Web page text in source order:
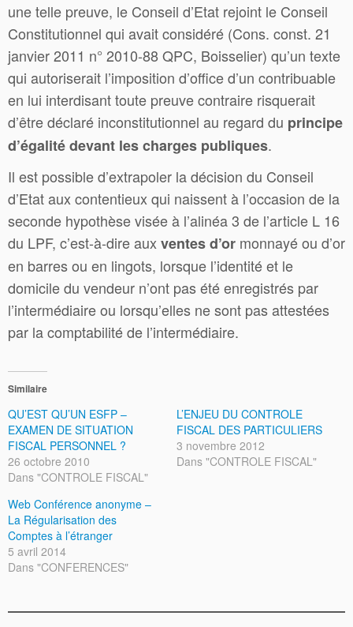
une telle preuve, le Conseil d’Etat rejoint le Conseil
Constitutionnel qui avait considéré (Cons. const. 21
janvier 2011 n° 2010-88 QPC, Boisselier) qu’un texte
qui autoriserait l’imposition d’office d’un contribuable
en lui interdisant toute preuve contraire risquerait
d’être déclaré inconstitutionnel au regard du principe
d’égalité devant les charges publiques.
Il est possible d’extrapoler la décision du Conseil
d’Etat aux contentieux qui naissent à l’occasion de la
seconde hypothèse visée à l’alinéa 3 de l’article L 16
du LPF, c’est-à-dire aux ventes d’or monnayé ou d’or
en barres ou en lingots, lorsque l’identité et le
domicile du vendeur n’ont pas été enregistrés par
l’intermédiaire ou lorsqu’elles ne sont pas attestées
par la comptabilité de l’intermédiaire.
Similaire
QU’EST QU’UN ESFP –
EXAMEN DE SITUATION
FISCAL PERSONNEL ?
26 octobre 2010
Dans "CONTROLE FISCAL"
L’ENJEU DU CONTROLE
FISCAL DES PARTICULIERS
3 novembre 2012
Dans "CONTROLE FISCAL"
Web Conférence anonyme –
La Régularisation des
Comptes à l’étranger
5 avril 2014
Dans "CONFERENCES"